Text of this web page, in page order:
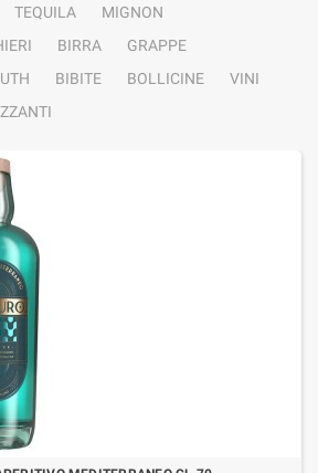
TEQUILA
MIGNON
BIRRA
GRAPPE
BIBITE BOLLICINE
VINI